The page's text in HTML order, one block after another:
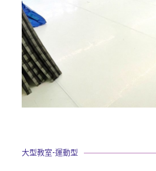
大型教室-運動型